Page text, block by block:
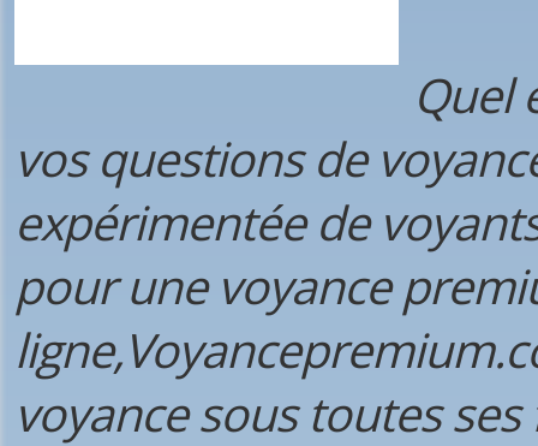
Quel
vos questions de
expérimentée de
pour une voyance
voyance sous toutes